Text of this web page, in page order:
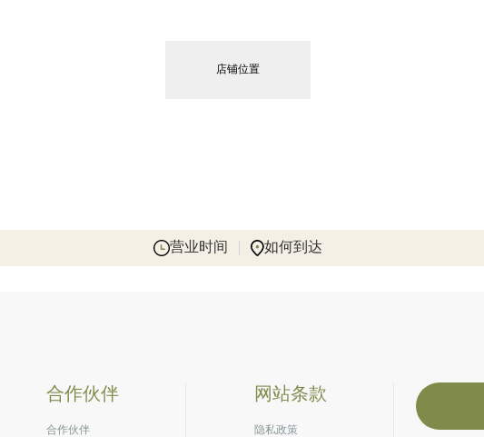
店铺位置
营业时间 如何到达
合作伙伴
合作伙伴
网站条款
隐私政策